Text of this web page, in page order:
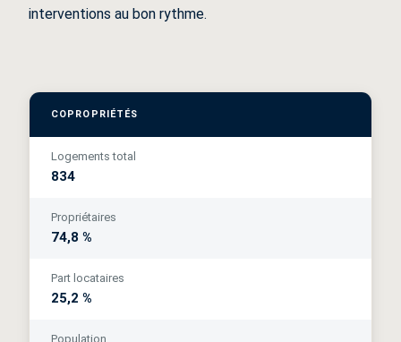
interventions au bon rythme.
COPROPRIÉTÉS
Logements total
834
Propriétaires
74,8 %
Part locataires
25,2 %
Population